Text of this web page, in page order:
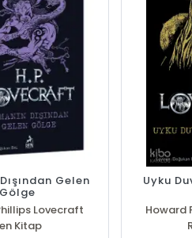
Gelen
Gölge
Lovecraft
Kitap
Uyku
Howard